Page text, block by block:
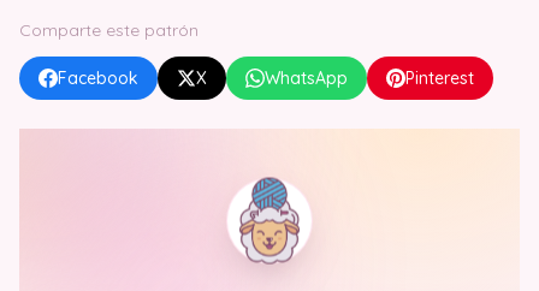
Comparte este patrón
Facebook X WhatsApp Pinterest